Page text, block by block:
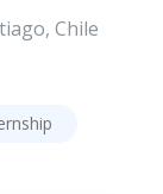
Chile